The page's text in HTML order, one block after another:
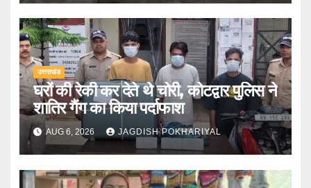
उत्तराखंड
घरों की रेकी कर देते थे चोरी, कोटद्वार पुलिस ने
शातिर गैंग का किया पर्दाफाश
AUG 6, 2026 JAGDISH POKHARIYAL